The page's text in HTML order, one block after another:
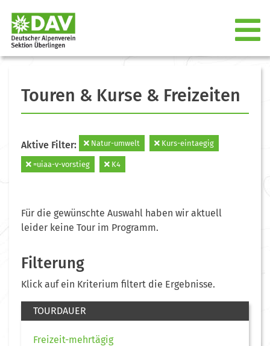
Touren & Kurse & Freizeiten
Aktive Filter: Natur-umwelt Kurs-eintaegig
=uiaa-v-vorstieg K4
Für die gewünschte Auswahl haben wir aktuell
leider keine Tour im Programm.
Filterung
Klick auf ein Kriterium filtert die Ergebnisse.
TOURDAUER
Freizeit-mehrtägig